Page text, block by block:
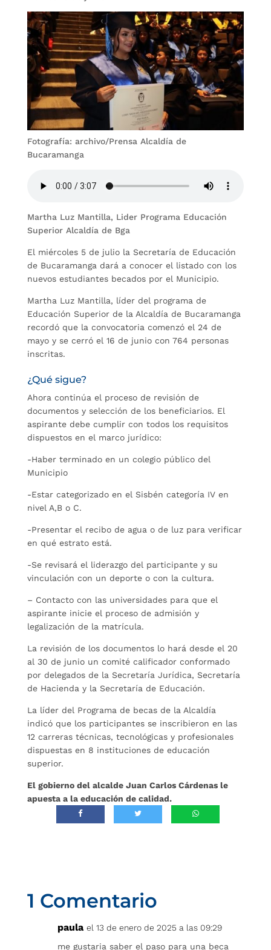
Fotografía: archivo/Prensa Alcaldía de
Bucaramanga
Martha Luz Mantilla, Lider Programa Educación
Superior Alcaldía de Bga
El miércoles 5 de julio la Secretaría de Educación
de Bucaramanga dará a conocer el listado con los
nuevos estudiantes becados por el Municipio.
Martha Luz Mantilla, líder del programa de
Educación Superior de la Alcaldía de Bucaramanga
recordó que la convocatoria comenzó el 24 de
mayo y se cerró el 16 de junio con 764 personas
inscritas.
¿Qué sigue?
Ahora continúa el proceso de revisión de
documentos y selección de los beneficiarios. El
aspirante debe cumplir con todos los requisitos
dispuestos en el marco jurídico:
-Haber terminado en un colegio público del
Municipio
-Estar categorizado en el Sisbén categoría IV en
nivel A,B o C.
-Presentar el recibo de agua o de luz para verificar
en qué estrato está.
-Se revisará el liderazgo del participante y su
vinculación con un deporte o con la cultura.
– Contacto con las universidades para que el
aspirante inicie el proceso de admisión y
legalización de la matrícula.
La revisión de los documentos lo hará desde el 20
al 30 de junio un comité calificador conformado
por delegados de la Secretaría Jurídica, Secretaría
de Hacienda y la Secretaría de Educación.
La líder del Programa de becas de la Alcaldía
indicó que los participantes se inscribieron en las
12 carreras técnicas, tecnológicas y profesionales
dispuestas en 8 instituciones de educación
superior.
El gobierno del alcalde Juan Carlos Cárdenas le
apuesta a la educación de calidad.
1 Comentario
paula el 13 de enero de 2025 a las 09:29
me gustaria saber el paso para una beca